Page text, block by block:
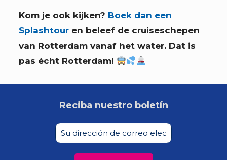
Kom je ook kijken? Boek dan een
Splashtouren beleef de cruiseschepen
van Rotterdam vanaf het water. Dat is
pas écht Rotterdam!
Reciba nuestro boletín